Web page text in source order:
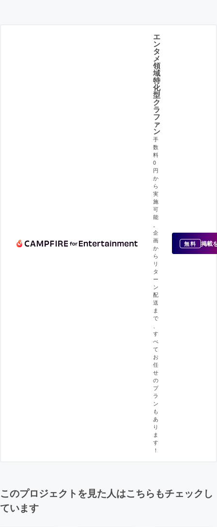
エ
ン
タ
メ
領
域
特
化
型
ク
ラ
フ
ァ
ン
手
数
料
0
円
か
ら
実
施
可
能
企
画
か
ら
リ
タ
ー
ン
配
送
ま
で
す
べ
て
お
任
せ
の
プ
ラ
ン
も
あ
り
ま
す
！
無料 掲載
このプロジェクトを見た人はこちらもチェックし
ています